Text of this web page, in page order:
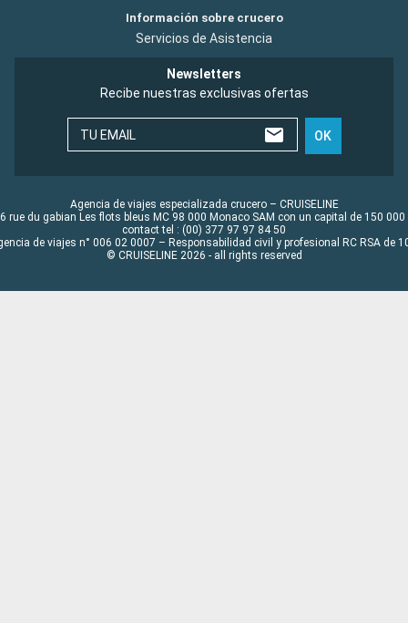
Información sobre crucero
Servicios de Asistencia
Newsletters
Recibe nuestras exclusivas ofertas
TU EMAIL OK
Agencia de viajes especializada crucero – CRUISELINE
rue du gabian Les flots bleus MC 98 000 Monaco SAM con un capital de 150 000
contact tel : (00) 377 97 97 84 50
de viajes n° 006 02 0007 – Responsabilidad civil y profesional RC RSA de
© CRUISELINE 2026 - all rights reserved